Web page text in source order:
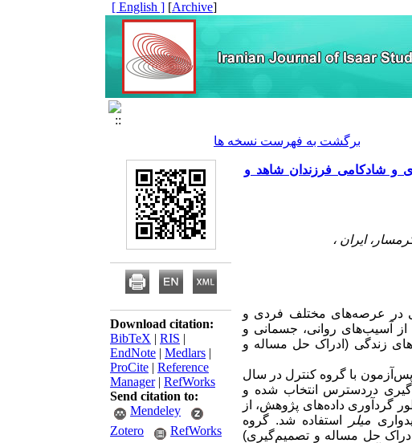
[
Archive
]
[ English ]
برگشت به فهرست نسخه ها
و شادکامی فرزندان شاهد و
ایران ،
در عرصه‌های مختلف فردی و
آسیب‌های روانی، جسمانی و
زندگی (ادراک حل مساله و
با گروه کنترل در سال
نمونه‌گیری دردسترس انتخاب شده و
و کنترل قرار گرفتند (هر گروه 20 نفر). به‌منظور گردآوری داده‌های پژوهش، از
میلر استفاده شد. گروه
(ادراک حل مساله و تصمیم‌گیری)
Download citation:
BibTeX | RIS |
EndNote | Medlars |
ProCite | Reference
Manager| RefWorks
Send citation to:
Mendeley
Zotero
RefWorks